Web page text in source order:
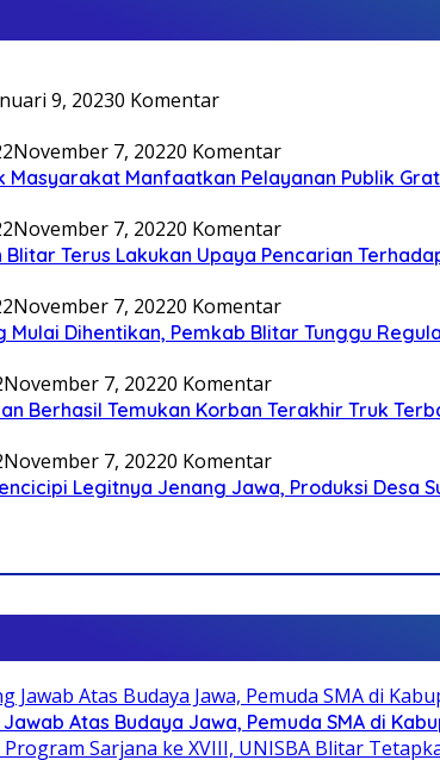
9, 20230 Komentar
November 7, 20220 Komentar
Masyarakat Manfaatkan Pelayanan Publik
November 7, 20220 Komentar
Blitar Terus Lakukan Upaya Pencarian
November 7, 20220 Komentar
Mulai Dihentikan, Pemkab Blitar Tunggu
November 7, 20220 Komentar
Berhasil Temukan Korban Terakhir Truk
November 7, 20220 Komentar
Legitnya Jenang Jawa, Produksi Desa
Atas Budaya Jawa, Pemuda SMA di